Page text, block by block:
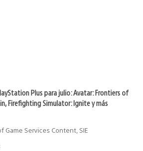
Plus para julio: Avatar: Frontiers of
Firefighting Simulator: Ignite y más
Game Services Content, SIE